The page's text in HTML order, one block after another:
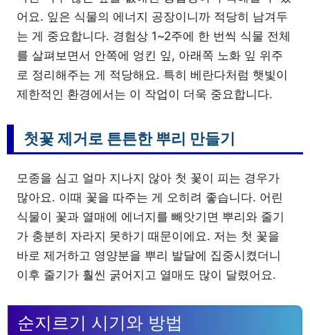
어요. 잎은 식물의 에너지 공장이니까 적당히 남겨두
는 게 중요합니다. 경험상 1~2주에 한 번씩 식물 전체
를 살펴보면서 안쪽에 엉킨 잎, 아래쪽 노화 잎 위주
로 정리해주는 게 적당해요. 특히 베란다처럼 햇빛이
제한적인 환경에서는 이 작업이 더욱 중요합니다.
첫꽃 제거로 튼튼한 뿌리 만들기
모종을 심고 얼마 지나지 않아 첫 꽃이 피는 경우가
많아요. 이때 꽃을 따주는 게 오히려 좋습니다. 어린
식물이 꽃과 열매에 에너지를 빼앗기면 뿌리와 줄기
가 충분히 자라지 못하기 때문이에요. 저는 첫 꽃을
바로 제거하고 영양분을 뿌리 발달에 집중시켰더니
이후 줄기가 훨씬 굵어지고 열매도 많이 달렸어요.
순지르기 시기와 방법